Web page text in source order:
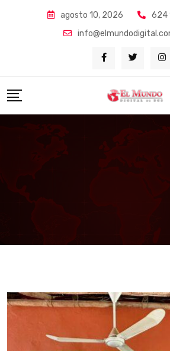
agosto 10, 2026
624